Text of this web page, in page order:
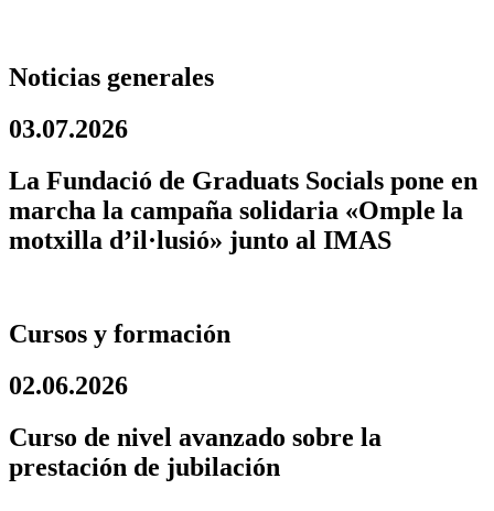
Noticias generales
03.07.2026
La Fundació de Graduats Socials pone en
marcha la campaña solidaria «Omple la
motxilla d’il·lusió» junto al IMAS
Cursos y formación
02.06.2026
Curso de nivel avanzado sobre la
prestación de jubilación